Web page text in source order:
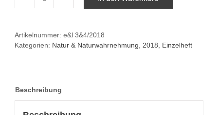
e&l
Artikelnummer: e&l 3&4/2018
Kategorien: Natur & Naturwahrnehmung, 2018, Einzelheft
Beschreibung